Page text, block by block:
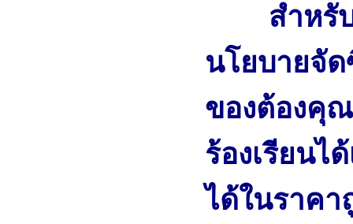
สำหรั
นโยบายจั
ของต้องคุ
ร้องเรียนไ
ได้ในราคา